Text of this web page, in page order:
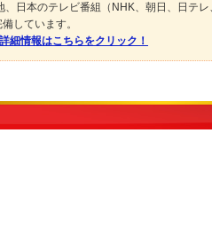
日本のテレビ番組（NHK、朝日、日テレ
しています。
細情報はこちらをクリック！